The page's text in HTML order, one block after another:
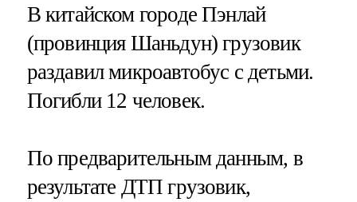
В китайском городе Пэнлай
(провинция Шаньдун) грузовик
раздавил микроавтобус с детьми.
Погибли 12 человек.
По предварительным данным, в
результате ДТП грузовик,